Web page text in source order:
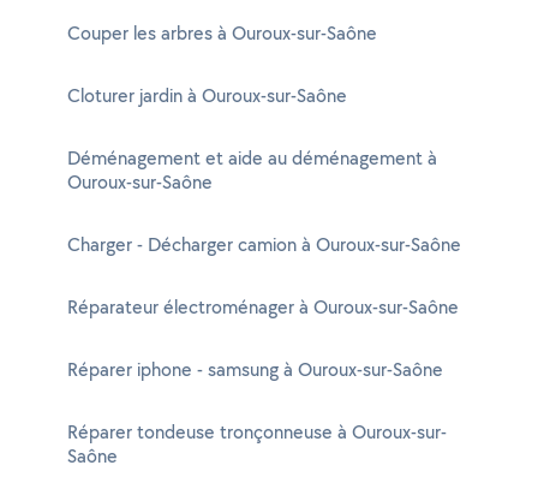
Couper les arbres à Ouroux-sur-Saône
Cloturer jardin à Ouroux-sur-Saône
Déménagement et aide au déménagement à
Ouroux-sur-Saône
Charger - Décharger camion à Ouroux-sur-Saône
Réparateur électroménager à Ouroux-sur-Saône
Réparer iphone - samsung à Ouroux-sur-Saône
Réparer tondeuse tronçonneuse à Ouroux-sur-
Saône